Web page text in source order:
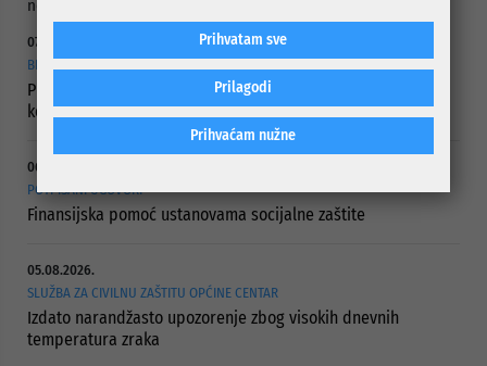
novi asfalt, kazao je Topalović.
07.08.2026.
BRIGA ZA NAJUGROŽENIJE KATEGORIJE STANOVNIŠTVA
Projektom „Hljeb i mlijeko za penzionere“ obuhvaćeno 437
korisnika
06.08.2026.
POTPISANI UGOVORI
Finansijska pomoć ustanovama socijalne zaštite
05.08.2026.
SLUŽBA ZA CIVILNU ZAŠTITU OPĆINE CENTAR
Izdato narandžasto upozorenje zbog visokih dnevnih
temperatura zraka
Prihvaćam nužne
Prilagodi
Prihvatam sve